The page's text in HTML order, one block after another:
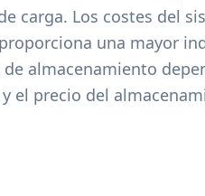
carga. Los costes del
una mayor
almacenamiento
el precio del